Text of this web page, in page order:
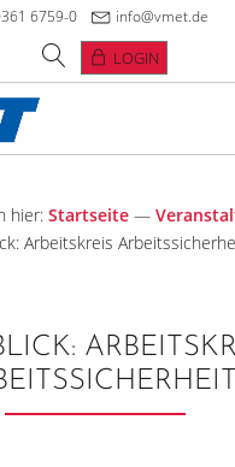
6759-0 info@vmet.de
LOGIN
hier: Startseite—
Arbeitskreis